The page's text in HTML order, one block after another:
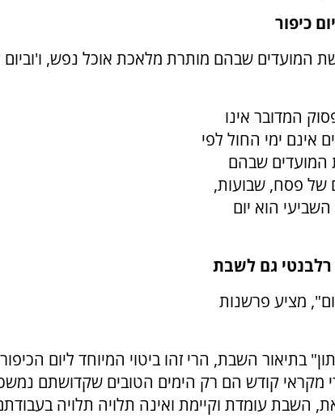
כיפור
שבהם מותרת מלאכת אוכל נפש, ו'וביום
המדובר אינו
אינם ימי החול לפי
המועדים שבהם
של פסח, שבועות,
הוא יום
גם לשבת
מציע פרשנות
בתיאור השבת, הרי זהו ביטוי המיוחד ליום
קודש הם רק הימים הטובים שקדושתם
השבת עומדת וקיימת ואינה תלויה תלויה